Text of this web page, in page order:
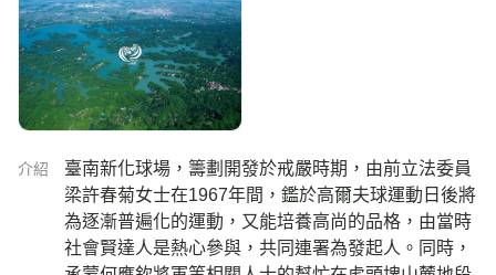
介紹
臺南新化球場，籌劃開發於戒嚴時期，由前立法委員
梁許春菊女士在1967年間，鑑於高爾夫球運動日後將
為逐漸普遍化的運動，又能培養高尚的品格，由當時
社會賢達人是熱心參與，共同連署為發起人。同時，